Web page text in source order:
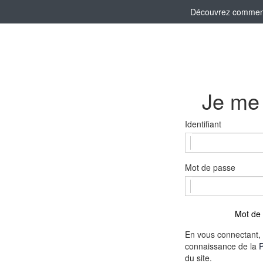
Découvrez
Je
Identifiant
Mot de passe
Mot
En vous
connaissance de la
du site.